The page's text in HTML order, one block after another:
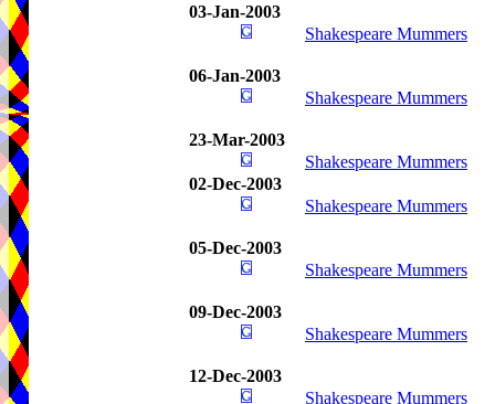
03-Jan-2003
Shakespeare Mummers
06-Jan-2003
Shakespeare Mummers
23-Mar-2003
Shakespeare Mummers
02-Dec-2003
Shakespeare Mummers
05-Dec-2003
Shakespeare Mummers
09-Dec-2003
Shakespeare Mummers
12-Dec-2003
Shakespeare Mummers